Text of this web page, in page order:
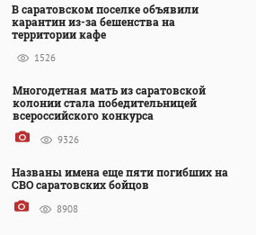
В саратовском поселке объявили
карантин из-за бешенства на
территории кафе
1526
Многодетная мать из саратовской
колонии стала победительницей
всероссийского конкурса
9326
Названы имена еще пяти погибших на
СВО саратовских бойцов
8908